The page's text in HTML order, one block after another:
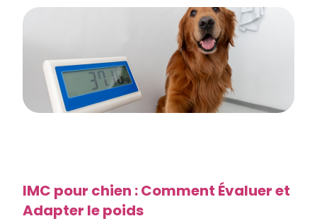
IMC pour chien : Comment Évaluer et
Adapter le poids